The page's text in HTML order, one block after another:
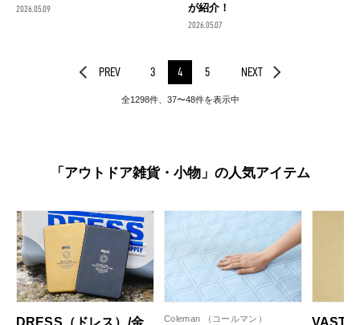
2026.05.09
が紹介！
2026.05.07
PREV 3 4 5 NEXT
全1298件、37〜48件を表示中
「アウトドア雑貨・小物」の人気アイテム
DRESS（ドレス）/金 Coleman （コールマン）